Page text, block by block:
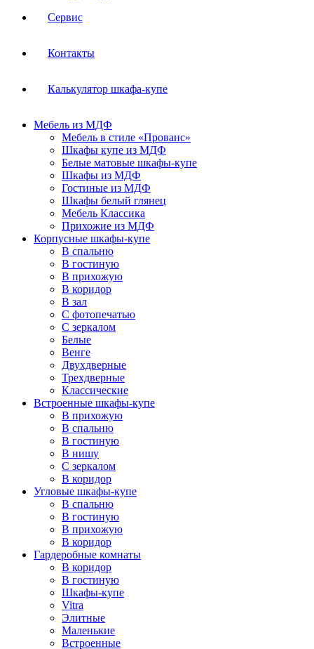
Сервис
Контакты
Калькулятор шкафа-купе
Мебель из МДФ
Мебель в стиле «Прованс»
Шкафы купе из МДФ
Белые матовые шкафы-купе
Шкафы из МДФ
Гостиные из МДФ
Шкафы белый глянец
Мебель Классика
Прихожие из МДФ
Корпусные шкафы-купе
В спальню
В гостиную
В прихожую
В коридор
В зал
С фотопечатью
С зеркалом
Белые
Венге
Двухдверные
Трехдверные
Классические
Встроенные шкафы-купе
В прихожую
В спальню
В гостиную
В нишу
С зеркалом
В коридор
Угловые шкафы-купе
В спальню
В гостиную
В прихожую
В коридор
Гардеробные комнаты
В коридор
В гостиную
Шкафы-купе
Vitra
Элитные
Маленькие
Встроенные